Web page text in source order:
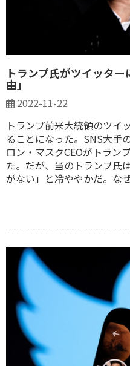
トランプ氏がツイッタ
由」
2022-11-22
トランプ前米大統領のツイ
ることになった。SNS大手
ロン・マスクCEOがトラン
た。だが、当のトランプ氏
がない」と冷ややかだ。なぜ